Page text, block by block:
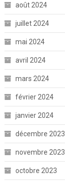
août 2024
juillet 2024
mai 2024
avril 2024
mars 2024
février 2024
janvier 2024
décembre 2023
novembre 2023
octobre 2023